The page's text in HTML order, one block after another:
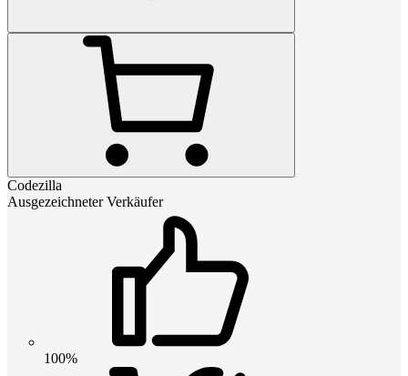
Codezilla
Ausgezeichneter Verkäufer
100%